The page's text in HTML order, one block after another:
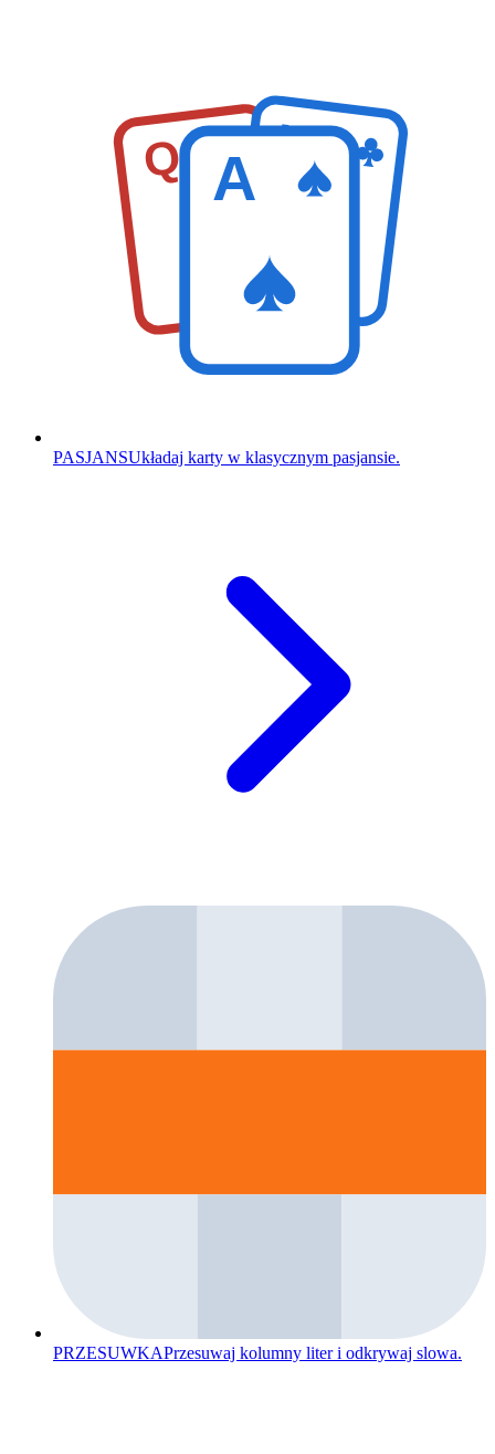
Q K
A
PASJANSUkładaj karty w klasycznym pasjansie.
PRZESUWKAPrzesuwaj kolumny liter i odkrywaj slowa.